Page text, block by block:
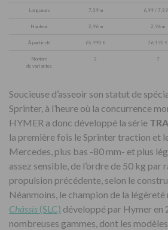
Longueurs 7,39 m 6,99 / 7,39
Hauteur 2,96 m 2,96 m
À partir de 65.990 € 76.190 €
Nombre
de variantes
2 7
Soucieuse d’asseoir son statut de
Sprinter, à l’heure où la concurrence
HYMER a donc développé la série
la première fois le Sprinter traction et
Mercedes, plus bas -80 mm- et plus
assez sensible, de l’ordre de 50 kg par
propulsion précédente, selon le
Néanmoins, le champion de la légèreté
Châssis (SLC) développé par Hymer
nombreuses gammes, dont les modèles